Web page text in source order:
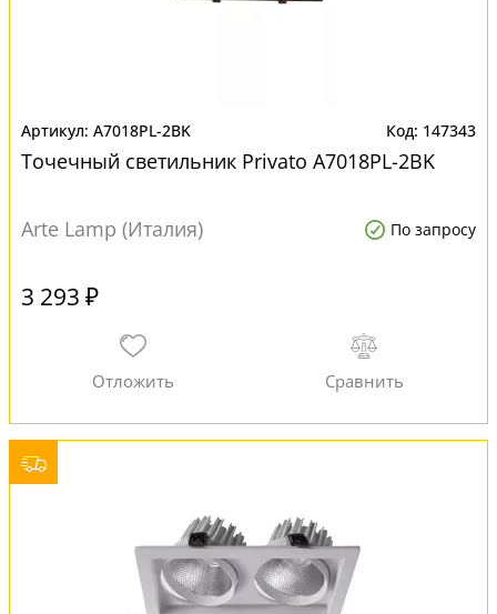
A7018PL-2BK 147343
Точечный светильник Privato A7018PL-2BK
Arte Lamp (Италия) По запросу
3 293 ₽